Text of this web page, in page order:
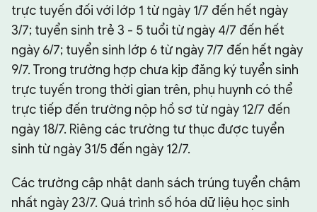
trực tuyến đối với lớp 1 từ ngày 1/7 đến hết ngày
3/7; tuyển sinh trẻ 3 - 5 tuổi từ ngày 4/7 đến hết
ngày 6/7; tuyển sinh lớp 6 từ ngày 7/7 đến hết ngày
9/7. Trong trường hợp chưa kịp đăng ký tuyển sinh
trực tuyến trong thời gian trên, phụ huynh có thể
trực tiếp đến trường nộp hồ sơ từ ngày 12/7 đến
ngày 18/7. Riêng các trường tư thục được tuyển
sinh từ ngày 31/5 đến ngày 12/7.
Các trường cập nhật danh sách trúng tuyển chậm
nhất ngày 23/7. Quá trình số hóa dữ liệu học sinh